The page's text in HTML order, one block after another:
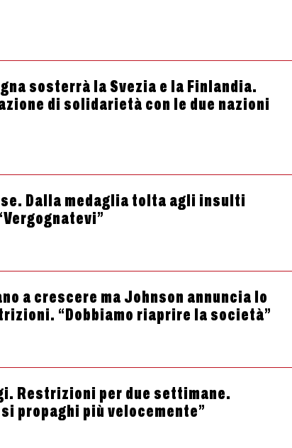
sosterrà la Svezia e la Finlandia.
di solidarietà con le due nazioni
Dalla medaglia tolta agli insulti
a crescere ma Johnson annuncia lo
“Dobbiamo riaprire la società”
Restrizioni per due settimane.
propaghi più velocemente”